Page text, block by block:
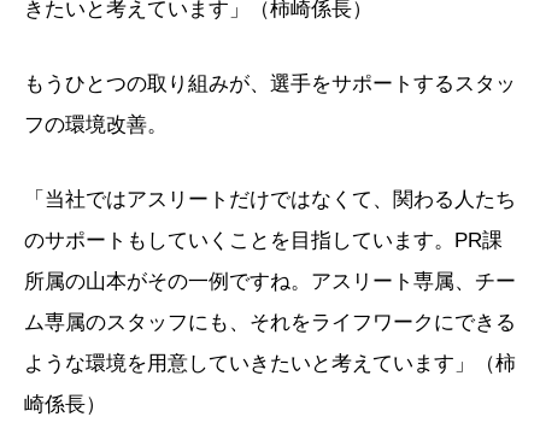
きたいと考えています」（柿崎係長）
もうひとつの取り組みが、選手をサポートするスタッ
フの環境改善。
「当社ではアスリートだけではなくて、関わる人たち
のサポートもしていくことを目指しています。PR課
所属の山本がその一例ですね。アスリート専属、チー
ム専属のスタッフにも、それをライフワークにできる
ような環境を用意していきたいと考えています」（柿
崎係長）